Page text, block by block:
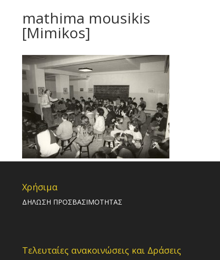
mathima mousikis
[Mimikos]
Χρήσιμα
ΔΗΛΩΣΗ ΠΡΟΣΒΑΣΙΜΟΤΗΤΑΣ
Τελευταίες ανακοινώσεις και Δράσεις